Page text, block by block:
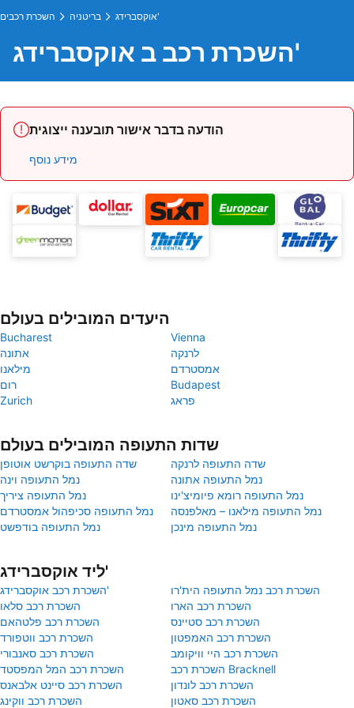
השכרת רכבים בריטניה אוקסברידג'
השכרת רכב ב אוקסברידג'
הודעה בדבר אישור תובענה ייצוגית
מידע נוסף
היעדים המובילים בעולם
Bucharest
Vienna
אתונה
לרנקה
מילאנו
אמסטרדם
רום
Budapest
Zurich
פראג
שדות התעופה המובילים בעולם
שדה התעופה בוקרשט אוטופן
שדה התעופה לרנקה
נמל התעופה וינה
נמל התעופה אתונה
נמל התעופה ציריך
נמל התעופה רומא פיומיצ'ינו
נמל התעופה סכיפהול אמסטרדם
נמל התעופה מילאנו – מאלפנסה
נמל התעופה בודפשט
נמל התעופה מינכן
ליד אוקסברידג'
השכרת רכב אוקסברידג'
השכרת רכב נמל התעופה הית'רו
השכרת רכב סלאו
השכרת רכב הארו
השכרת רכב פלטהאם
השכרת רכב סטיינס
השכרת רכב ווטפורד
השכרת רכב האמפטון
השכרת רכב סאנבורי
השכרת רכב היי וויקומב
השכרת רכב המל המפסטד
השכרת רכב Bracknell
השכרת רכב סיינט אלבאנס
השכרת רכב לונדון
השכרת רכב ווקינג
השכרת רכב סאטון